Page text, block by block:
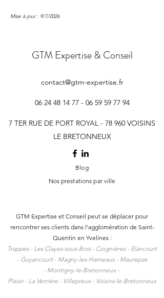
Mise à jour : 9/7/2026
GTM Expertise & Conseil
contact@gtm-expertise.fr
06 24 48 14 77 - 06 59 5977 94
7 TER RUE DE PORT ROYAL - 78 960 VOISINS
LE BRETONNEUX
Blog
Nos prestations par ville
GTM Expertise et Conseil peut se déplacer pour
rencontrer ses clients dans l’agglomération de Saint-
Quentin en Yvelines :
Trappes - Les Clayes-sous-Bois - Coignières - Elancourt
- Guyancourt - Magny-les-Hameaux - Maurepas
- Montigny-le-Bretonneux -
Plaisir - La Verrière - Villepreux - Voisins-le-Bretonneux